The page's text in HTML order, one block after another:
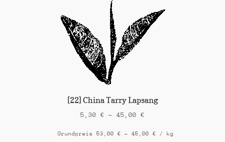
Die
Optionen
[22] China Tarry Lapsang
5,30 € – 45,00 €
Grundpreis 53,00 € – 45,00 € / kg